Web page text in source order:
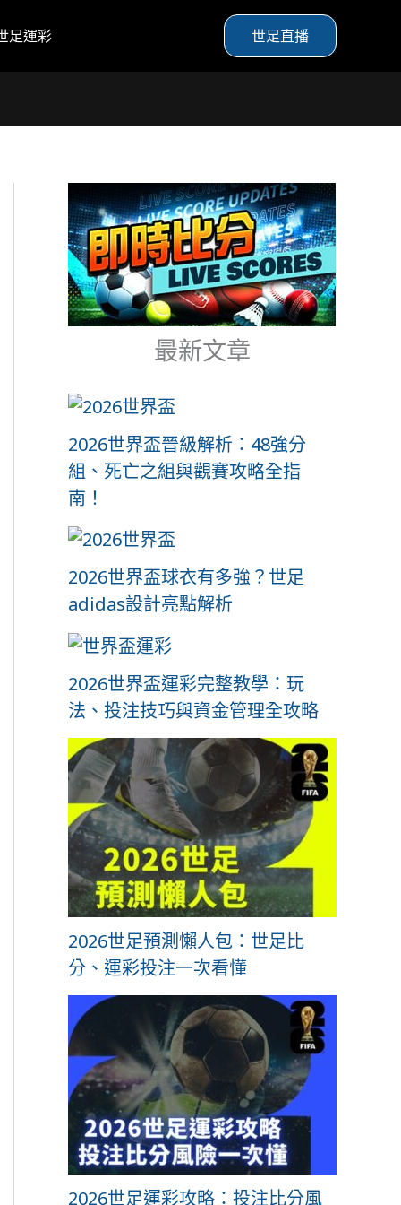
足運彩 世足直播
最新文章
2026世界盃晉級解析：48強分
組、死亡之組與觀賽攻略全指
南！
2026世界盃球衣有多強？世足
adidas設計亮點解析
2026世界盃運彩完整教學：玩
法、投注技巧與資金管理全攻略
2026世足預測懶人包：世足比
分、運彩投注一次看懂
2026世足運彩攻略：投注比分風